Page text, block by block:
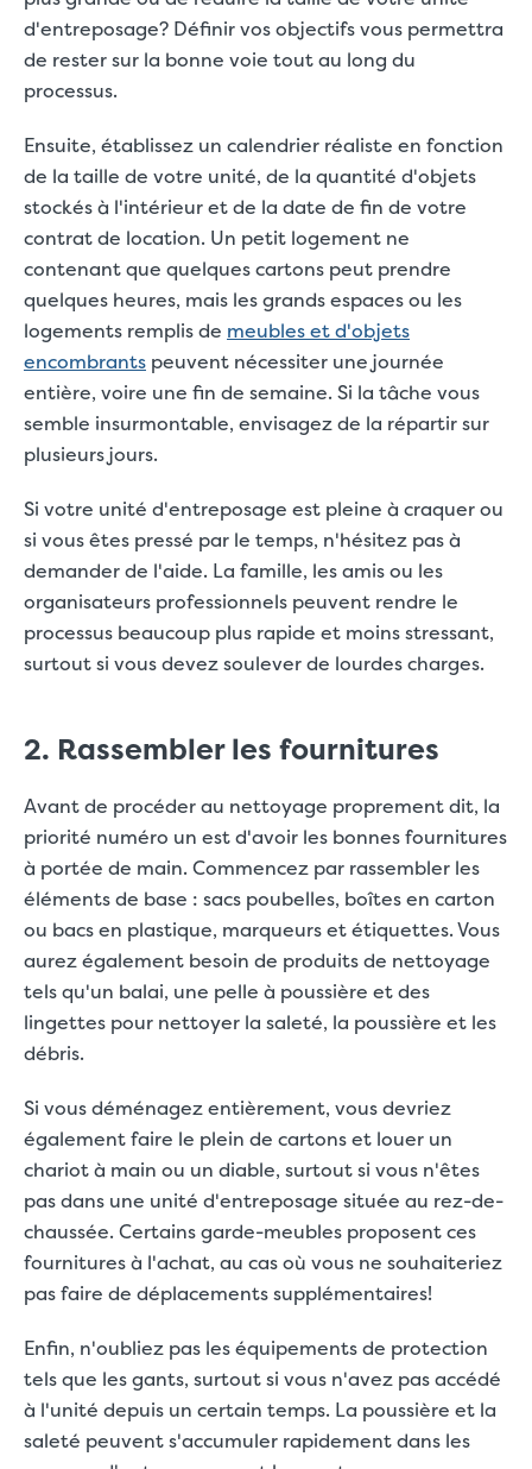
d'entreposage? Définir vos objectifs vous permettra
de rester sur la bonne voie tout au long du
processus.
Ensuite, établissez un calendrier réaliste en fonction
de la taille de votre unité, de la quantité d'objets
stockés à l'intérieur et de la date de fin de votre
contrat de location. Un petit logement ne
contenant que quelques cartons peut prendre
quelques heures, mais les grands espaces ou les
logements remplis de meubles et d'objets
encombrants peuvent nécessiter une journée
entière, voire une fin de semaine. Si la tâche vous
semble insurmontable, envisagez de la répartir sur
plusieurs jours.
Si votre unité d'entreposage est pleine à craquer ou
si vous êtes pressé par le temps, n'hésitez pas à
demander de l'aide. La famille, les amis ou les
organisateurs professionnels peuvent rendre le
processus beaucoup plus rapide et moins stressant,
surtout si vous devez soulever de lourdes charges.
2. Rassembler les fournitures
Avant de procéder au nettoyage proprement dit, la
priorité numéro un est d'avoir les bonnes fournitures
à portée de main. Commencez par rassembler les
éléments de base : sacs poubelles, boîtes en carton
ou bacs en plastique, marqueurs et étiquettes. Vous
aurez également besoin de produits de nettoyage
tels qu'un balai, une pelle à poussière et des
lingettes pour nettoyer la saleté, la poussière et les
débris.
Si vous déménagez entièrement, vous devriez
également faire le plein de cartons et louer un
chariot à main ou un diable, surtout si vous n'êtes
pas dans une unité d'entreposage située au rez-de-
chaussée. Certains garde-meubles proposent ces
fournitures à l'achat, au cas où vous ne souhaiteriez
pas faire de déplacements supplémentaires!
Enfin, n'oubliez pas les équipements de protection
tels que les gants, surtout si vous n'avez pas accédé
à l'unité depuis un certain temps. La poussière et la
saleté peuvent s'accumuler rapidement dans les